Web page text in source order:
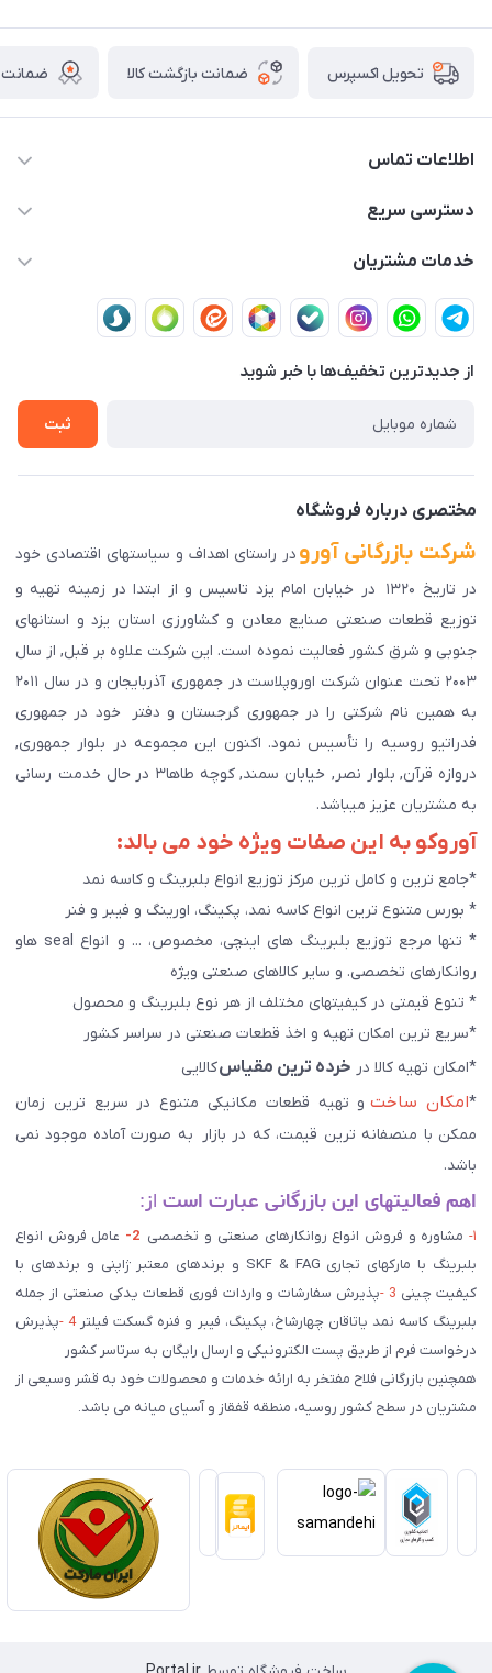
تحویل اکسپرس ضمانت بازگشت کالا ضمانت
اطلاعات تماس
03591001161
دسترسی سریع
حساب کاربری
لیست محصولات
درباره ما
خدمات مشتریان
قوانین و مقررات
حریم خصوصی
راهنمای ثبت سفارش
سوالات متداول
از جدید‌ترین تخفیف‌ها با‌ خبر شوید
ثبت
مختصری درباره فروشگاه
شرکت بازرگانی آورو در راستای اهداف و سیاستهای اقتصادی خود
در تاریخ ۱۳۲۰ در خیابان امام یزد تاسیس و از ابتدا در زمینه تهیه و
توزیع قطعات صنعتی صنایع معادن و کشاورزی استان یزد و استانهای
جنوبی و شرق کشور فعالیت نموده است. این شرکت علاوه بر قبل, از سال
۲۰۰۳ تحت عنوان شرکت اوروپلاست در جمهوری آذربایجان و در سال ۲۰۱۱
به همین نام شرکتی را در جمهوری گرجستان و دفتر خود در جمهوری
فدراتیو روسیه را تأسیس نمود. اکنون این مجموعه در بلوار جمهوری,
دروازه قرآن, بلوار نصر, خیابان سمند, کوچه طاها۳ در حال خدمت رسانی
به مشتریان عزیز میباشد.
آوروکو به این صفات ویژه خود می بالد:
*جامع ترین و کامل ترین مرکز توزیع انواع بلبرینگ و کاسه نمد
* بورس متنوع ترین انواع کاسه نمد، پکینگ، اورینگ و فیبر و فنر
* تنها مرجع توزیع بلبرینگ های اینچی، مخصوص، ... و انواع seal هاو
روانکارهای تخصصی. و سایر کالاهای صنعتی ويژه
* تنوع قیمتی در کیفیتهای مختلف از هر نوع بلبرینگ و محصول
*سریع ترین امکان تهیه و اخذ قطعات صنعتی در سراسر کشور
*امکان تهیه کالا در خرده ترین مقیاسکالایی
*امکان ساختو تهیه قطعات مکانیکی متنوع در سریع ترین زمان
ممکن با منصفانه ترین قیمت، که در بازار به صورت آماده موجود نمی
باشد.
اهم فعالیتهای این بازرگانی عبارت است از:
۱- مشاوره و فروش انواع روانکارهای صنعتی و تخصصی 2-
عامل فروش انواع
بلبرینگ با مارکهای تجاری SKF & FAG و برندهای معتبر ژاپنی و برندهای با
کیفیت چینی 3 - پذیرش سفارشات و واردات فوری قطعات یدکی صنعتی از جمله
بلبرینگ کاسه نمد یاتاقان چهارشاخ، پکینگ، فیبر و فنره گسکت فیلتر4 - پذیرش
درخواست فرم از طریق پست الکترونیکی و ارسال رایگان به سرتاسر کشور
همچنین بازرگانی فلاح مفتخر به ارائه خدمات و محصولات خود به قشر وسیعی از
مشتریان در سطح کشور روسیه، منطقه قفقاز و آسیای میانه می باشد.